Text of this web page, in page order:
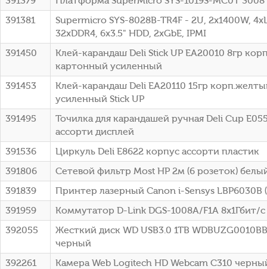
391381
Supermicro SYS-8028B-TR4F - 2U, 2x1400W,
32xDDR4, 6x3.5" HDD, 2xGbE, IPMI
391450
Клей-карандаш Deli Stick UP EA20010 8гр
картонный усиленный
391453
Клей-карандаш Deli EA20110 15гр
усиленный Stick UP
391495
Точилка для карандашей ручная Deli Cup
ассорти дисплей
391536
Циркуль Deli E8622 корпус ассорти пластик
391806
Сетевой фильтр Most HP 2м (6 розеток)
391839
Принтер лазерный Canon i-Sensys LBP6030B
391959
Коммутатор D-Link DGS-1008A/F1A 8x1Гбит/
392055
Жесткий диск WD USB3.0 1TB
черный
392261
Камера Web Logitech HD Webcam C310